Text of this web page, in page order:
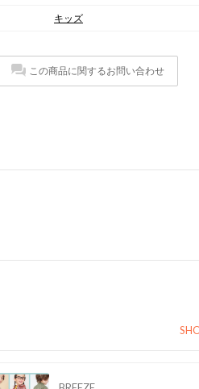
キッズ
この商品に関するお問い合わせ